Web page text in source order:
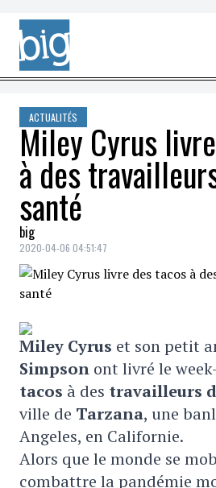
Skip to content
ACTUALITÉS
Miley Cyrus
à des
santé
big
2020-04-06 04:51:47
Miley Cyrus et son petit
Simpson ont livré le
tacos à des travailleurs
ville de Tarzana, une
Angeles, en Californie.
Alors que le monde se
combattre la pandémie